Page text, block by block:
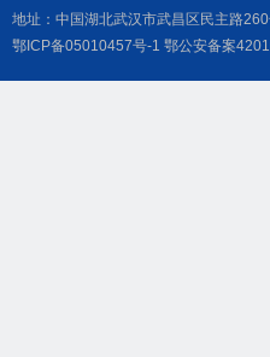
地址：中国湖北武汉市武昌区民主路
鄂ICP备05010457号-1 鄂公安备案